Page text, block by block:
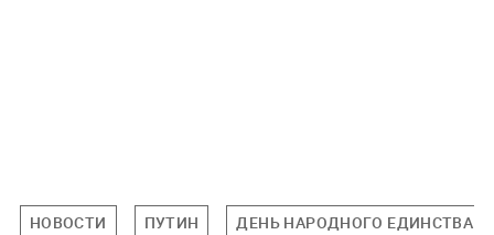
НОВОСТИ ПУТИН ДЕНЬ НАРОДНОГО ЕДИНСТВА